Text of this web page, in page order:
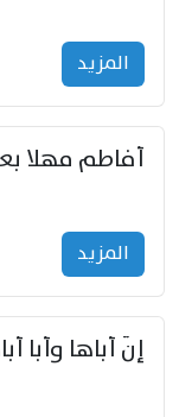
المزید
المزید
إنّ أباها وأبا